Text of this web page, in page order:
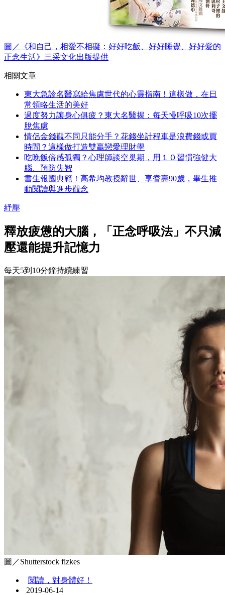
圖／《和自己，相愛不相礙：好好吃飯、好好睡覺、好好愛的
正念生活》三采文化出版提供
相關文章
東大急診名醫寫給焦慮世代的心靈指南！這樣做，在日
常領略生活的美好
過度努力讓身心俱疲？東大名醫揭：每天慢呼吸10次擺
脫焦慮
情侶金錢觀不同只能分手？花錢坐計程車是浪費錢或買
時間？這樣做打造雙贏戀愛理財學
吃晚飯倍感孤獨？心理師談空巢期，用１０習慣強健大
腦、預防失智
書生報國典範！高希均教授辭世、享耆壽90歲，畢生推
動閱讀與進步觀念
紓壓
釋放疲憊的大腦，「正念呼吸法」不只減
壓還能提升記憶力
每天5到10分鐘持續練習
圖／Shutterstock fizkes
閱讀，對身體好！
2019-06-14